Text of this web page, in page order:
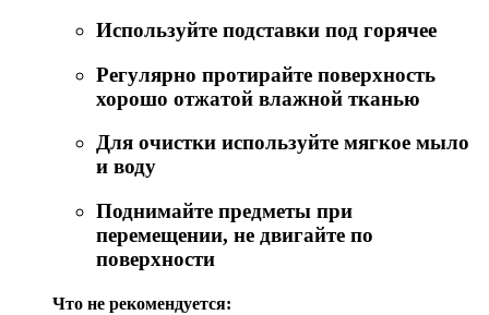
Используйте подставки под горячее
Регулярно протирайте поверхность
хорошо отжатой влажной тканью
Для очистки используйте мягкое мыло
и воду
Поднимайте предметы при
перемещении, не двигайте по
поверхности
Что не рекомендуется: